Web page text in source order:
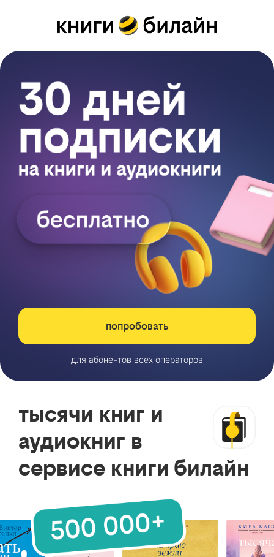
попробовать
для абонентов всех операторов
тысячи книг и
аудиокниг в
сервисе книги билайн